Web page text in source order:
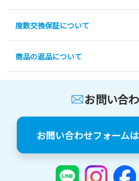
度数交換保証について
商品の返品について
お問い合
お問い合わせフォーム